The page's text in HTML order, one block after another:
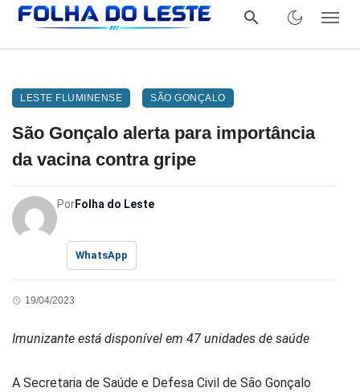
LESTE FLUMINENSE SÃO GONÇALO
São Gonçalo alerta para importância
da vacina contra gripe
PorFolha do Leste
WhatsApp
19/04/2023
Imunizante está disponível em 47 unidades de saúde
A Secretaria de Saúde e Defesa Civil de São Gonçalo